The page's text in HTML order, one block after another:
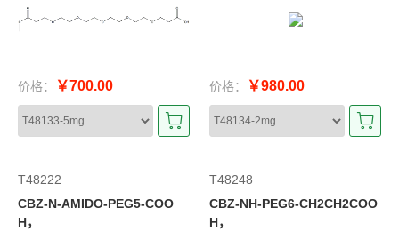
价格： ￥700.00 价格： ￥980.00
T48222
CBZ-N-AMIDO-PEG5-COO
H，
T48248
CBZ-NH-PEG6-CH2CH2COO
H，